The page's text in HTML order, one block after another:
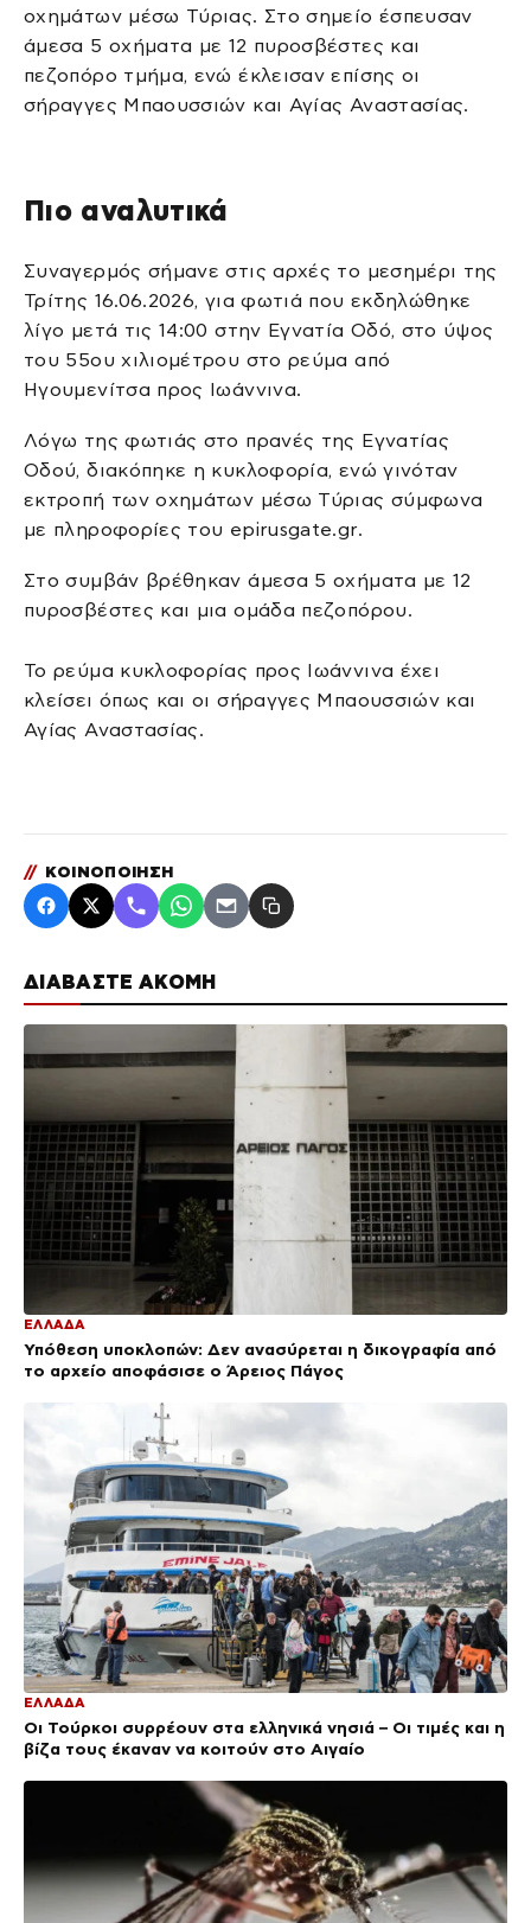
ΔΙΑΒΑΣΤΕ ΑΚΟΜΗ
ΕΛΛΑΔΑ
Υπόθεση υποκλοπών: Δεν ανασύρεται η δικογραφία από
το αρχείο αποφάσισε ο Άρειος Πάγος
ΕΛΛΑΔΑ
Οι Τούρκοι συρρέουν στα ελληνικά νησιά – Οι τιμές και η
βίζα τους έκαναν να κοιτούν στο Αιγαίο
οχημάτων μέσω Τύριας. Στο σημείο έσπευσαν
άμεσα 5 οχήματα με 12 πυροσβέστες και
πεζοπόρο τμήμα, ενώ έκλεισαν επίσης οι
σήραγγες Μπαουσσιών και Αγίας Αναστασίας.
Πιο αναλυτικά
Συναγερμός σήμανε στις αρχές το μεσημέρι της
Τρίτης 16.06.2026, για φωτιά που εκδηλώθηκε
λίγο μετά τις 14:00 στην Εγνατία Οδό, στο ύψος
του 55ου χιλιομέτρου στο ρεύμα από
Ηγουμενίτσα προς Ιωάννινα.
Λόγω της φωτιάς στο πρανές της Εγνατίας
Οδού, διακόπηκε η κυκλοφορία, ενώ γινόταν
εκτροπή των οχημάτων μέσω Τύριας σύμφωνα
με πληροφορίες του epirusgate.gr.
Στο συμβάν βρέθηκαν άμεσα 5 οχήματα με 12
πυροσβέστες και μια ομάδα πεζοπόρου.
Το ρεύμα κυκλοφορίας προς Ιωάννινα έχει
κλείσει όπως και οι σήραγγες Μπαουσσιών και
Αγίας Αναστασίας.
// ΚΟΙΝΟΠΟΙΗΣΗ